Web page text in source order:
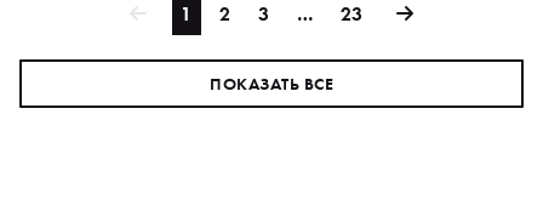
1 2 3 … 23
ПОКАЗАТЬ ВСЕ